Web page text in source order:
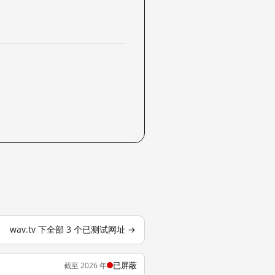
wav.tv 下全部 3 个已测试网址 →
截至 2026 年 已屏蔽